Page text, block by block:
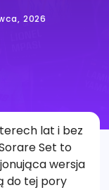
2026
lat i bez
Set to
wersja
do tej pory